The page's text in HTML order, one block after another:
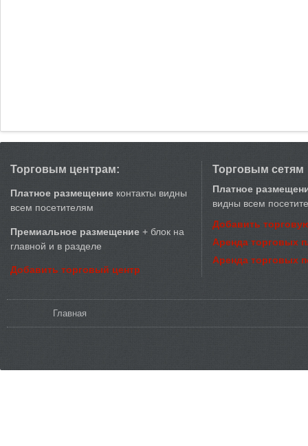
Торговым центрам:
Платное размещение контакты видны
всем посетителям
Премиальное размещение + блок на
главной и в разделе
Добавить торговый центр
Торговым сетям
Платное
видны всем
Добавить
Аренда торговых
Аренда торговых
Главная